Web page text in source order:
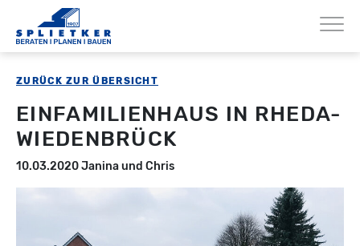
ZURÜCK ZUR ÜBERSICHT
EINFAMILIENHAUS IN RHEDA-
WIEDENBRÜCK
10.03.2020Janina und Chris